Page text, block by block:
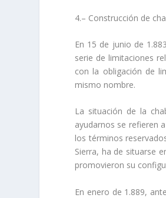
4.– Construcción de
En 15 de junio de
serie de limitaciones
con la obligación de
mismo nombre.
La situación de la
ayudarnos se refieren
los términos
Sierra, ha de situarse
promovieron su
En enero de 1.889,